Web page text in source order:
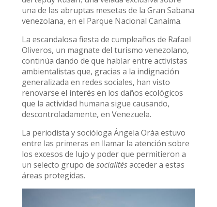
una de las abruptas mesetas de la Gran Sabana
venezolana, en el Parque Nacional Canaima.
La escandalosa fiesta de cumpleaños de Rafael
Oliveros, un magnate del turismo venezolano,
continúa dando de que hablar entre activistas
ambientalistas que, gracias a la indignación
generalizada en redes sociales, han visto
renovarse el interés en los daños ecológicos
que la actividad humana sigue causando,
descontroladamente, en Venezuela.
La periodista y socióloga Ángela Oráa estuvo
entre las primeras en llamar la atención sobre
los excesos de lujo y poder que permitieron a
un selecto grupo de socialitésacceder a estas
áreas protegidas.